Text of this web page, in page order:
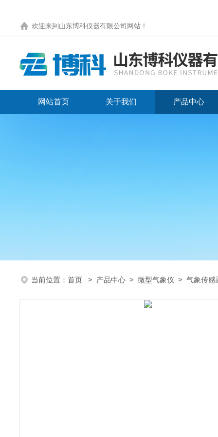
欢迎来到 山东博科仪器有限公司网站 ！
网站首页 关于我们 产品中心
当前位置： 首页 > 产品中心 > 微型气象仪 > 气象传感